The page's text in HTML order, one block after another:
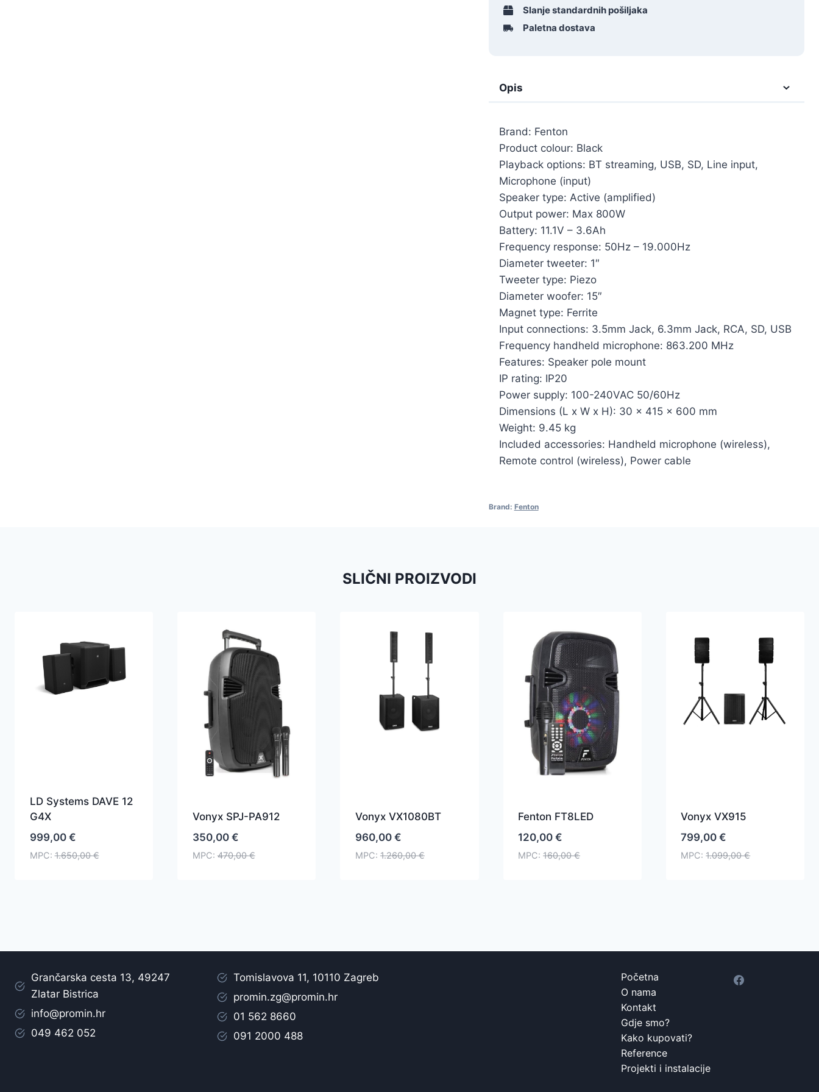
Slanje standardnih pošiljaka
Paletna dostava
Opis
Brand: Fenton
Product colour: Black
Playback options: BT streaming, USB, SD, Line input,
Microphone (input)
Speaker type: Active (amplified)
Output power: Max 800W
Battery: 11.1V – 3.6Ah
Frequency response: 50Hz – 19.000Hz
Diameter tweeter: 1″
Tweeter type: Piezo
Diameter woofer: 15″
Magnet type: Ferrite
Input connections: 3.5mm Jack, 6.3mm Jack, RCA, SD, USB
Frequency handheld microphone: 863.200 MHz
Features: Speaker pole mount
IP rating: IP20
Power supply: 100-240VAC 50/60Hz
Dimensions (L x W x H): 30 x 415 x 600 mm
Weight: 9.45 kg
Included accessories: Handheld microphone (wireless),
Remote control (wireless), Power cable
Brand: Fenton
SLIČNI PROIZVODI
LD Systems DAVE 12
G4X
999,00 €
MPC:1.650,00€
Vonyx SPJ-PA912
350,00 €
MPC:470,00€
Vonyx VX1080BT
960,00 €
MPC: 1.260,00€
Fenton FT8LED
120,00€
MPC:160,00€
Vonyx VX915
799,00€
MPC:1.099,00€
Grančarska cesta 13, 49247
Zlatar Bistrica
info@promin.hr
049 462 052
Tomislavova 11, 10110 Zagreb
promin.zg@promin.hr
01 562 8660
091 2000 488
Početna
O nama
Kontakt
Gdje smo?
Kako kupovati?
Reference
Projekti i instalacije